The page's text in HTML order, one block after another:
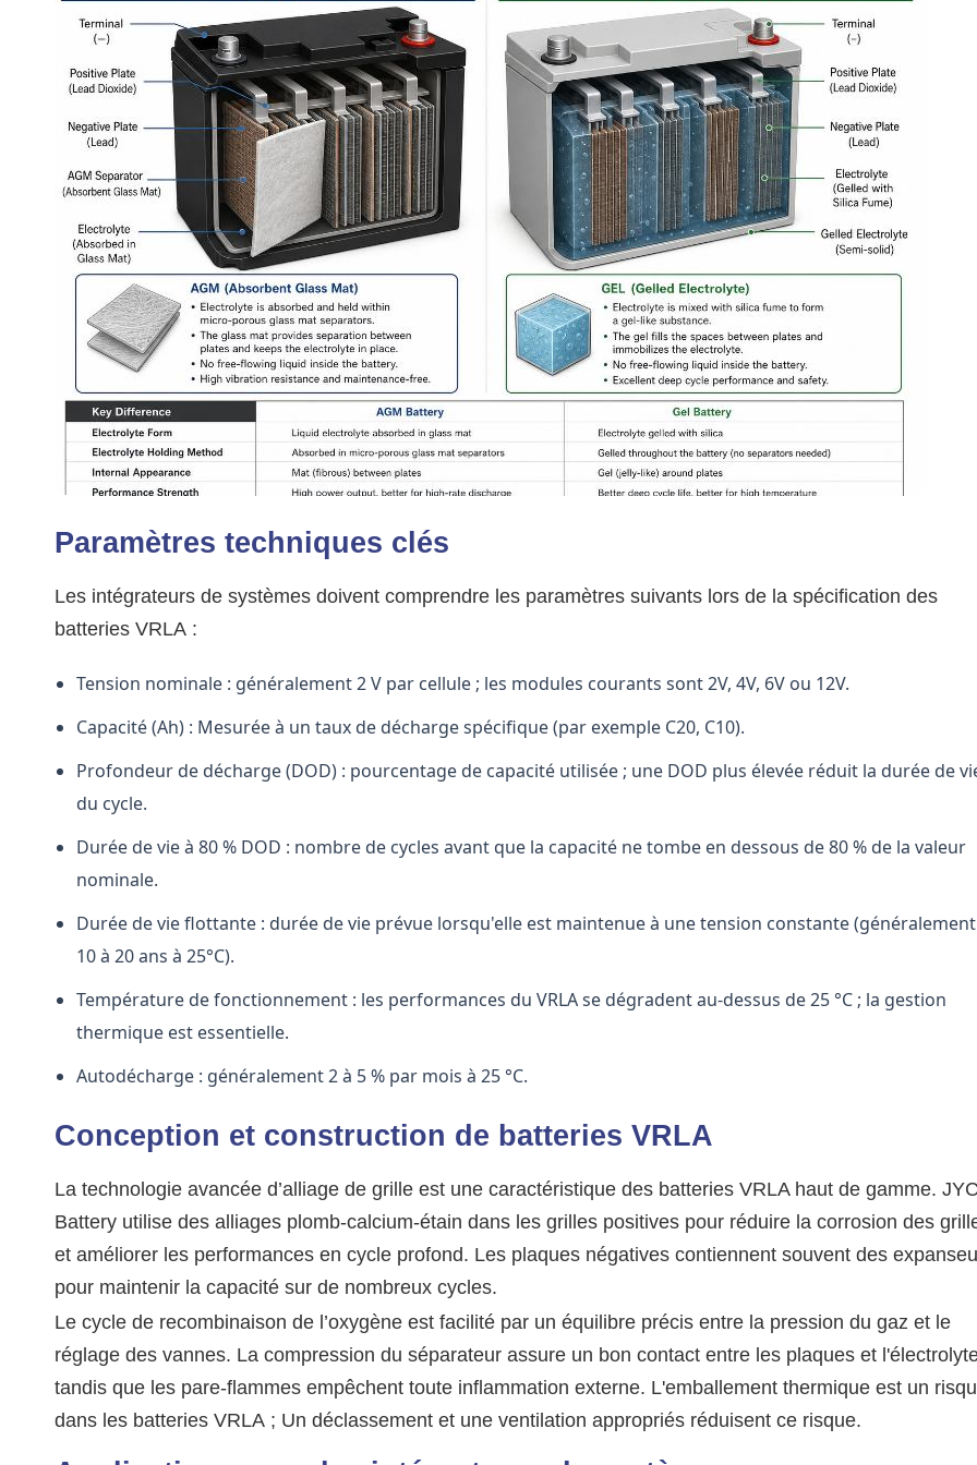
Paramètres techniques clés
Les intégrateurs de systèmes doivent comprendre les paramètres suivants lors de la spécification des
batteries VRLA :
Tension nominale : généralement 2 V par cellule ; les modules courants sont 2V, 4V, 6V ou 12V.
Capacité (Ah) : Mesurée à un taux de décharge spécifique (par exemple C20, C10).
Profondeur de décharge (DOD) : pourcentage de capacité utilisée ; une DOD plus élevée réduit la durée de
du cycle.
Durée de vie à 80 % DOD : nombre de cycles avant que la capacité ne tombe en dessous de 80 % de la valeur
nominale.
Durée de vie flottante : durée de vie prévue lorsqu'elle est maintenue à une tension constante (généralement
10 à 20 ans à 25°C).
Température de fonctionnement : les performances du VRLA se dégradent au-dessus de 25 °C ; la gestion
thermique est essentielle.
Autodécharge : généralement 2 à 5 % par mois à 25 °C.
Conception et construction de batteries VRLA
La technologie avancée d’alliage de grille est une caractéristique des batteries VRLA haut de gamme.
Battery utilise des alliages plomb-calcium-étain dans les grilles positives pour réduire la corrosion des
et améliorer les performances en cycle profond. Les plaques négatives contiennent souvent des
pour maintenir la capacité sur de nombreux cycles.
Le cycle de recombinaison de l’oxygène est facilité par un équilibre précis entre la pression du gaz et le
réglage des vannes. La compression du séparateur assure un bon contact entre les plaques et
tandis que les pare-flammes empêchent toute inflammation externe. L'emballement thermique est un
dans les batteries VRLA ; Un déclassement et une ventilation appropriés réduisent ce risque.